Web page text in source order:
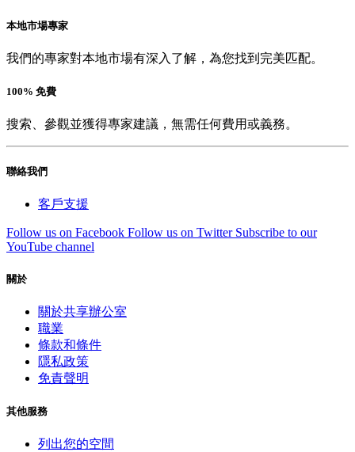
本地市場專家
我們的專家對本地市場有深入了解，為您找到完美匹配。
100% 免費
搜索、參觀並獲得專家建議，無需任何費用或義務。
聯絡我們
客戶支援
Follow us on Facebook Follow us on Twitter Subscribe to our
YouTube channel
關於
關於共享辦公室
職業
條款和條件
隱私政策
免責聲明
其他服務
列出您的空間